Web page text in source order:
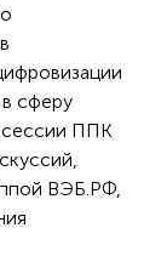
сферу
ППК
ВЭБ.РФ,